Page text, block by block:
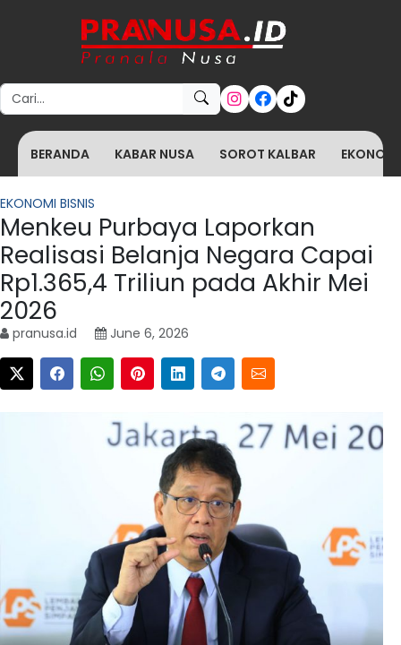
Search for:
BERANDA KABAR NUSA SOROT KALBAR
EKONOMI BISNIS
Menkeu Purbaya Laporkan
Realisasi Belanja Negara Capai
Rp1.365,4 Triliun pada Akhir Mei
2026
pranusa.id June 6, 2026